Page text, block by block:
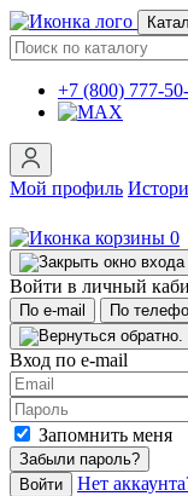
+7 (800) 777-
Мой профиль
0
Войти в личный
По e-mail По
Вход по e-mail
Запомнить меня
Забыли пароль?
Войти
Нет